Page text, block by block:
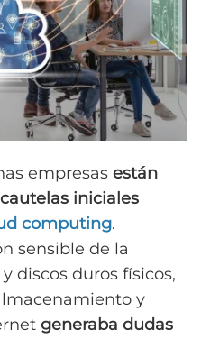
empresas están
iniciales
computing.
sensible de la
discos duros físicos,
y
generaba dudas